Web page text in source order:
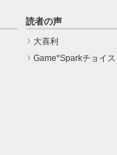
読者の声
大喜利
Game*Sparkチョイス